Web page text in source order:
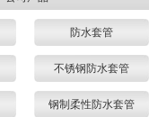
防水套管
不锈钢防水套管
钢制柔性防水套管